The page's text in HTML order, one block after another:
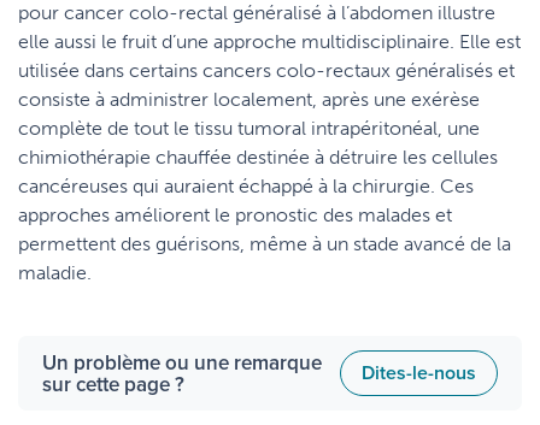
pour cancer colo-rectal généralisé à l’abdomen illustre
elle aussi le fruit d’une approche multidisciplinaire. Elle est
utilisée dans certains cancers colo-rectaux généralisés et
consiste à administrer localement, après une exérèse
complète de tout le tissu tumoral intrapéritonéal, une
chimiothérapie chauffée destinée à détruire les cellules
cancéreuses qui auraient échappé à la chirurgie. Ces
approches améliorent le pronostic des malades et
permettent des guérisons, même à un stade avancé de la
maladie.
Un problème ou une remarque
sur cette page ? Dites-le-nous